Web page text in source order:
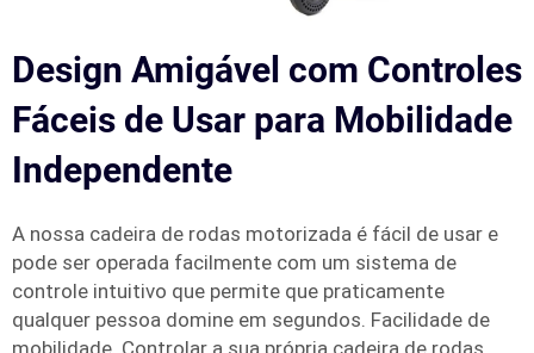
Design Amigável com Controles
Fáceis de Usar para Mobilidade
Independente
A nossa cadeira de rodas motorizada é fácil de usar e
pode ser operada facilmente com um sistema de
controle intuitivo que permite que praticamente
qualquer pessoa domine em segundos. Facilidade de
mobilidade. Controlar a sua própria cadeira de rodas